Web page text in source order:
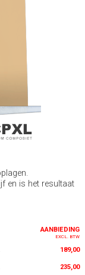
en is het resultaat
AANBIEDING
EXCL. BTW
189,00
235,00